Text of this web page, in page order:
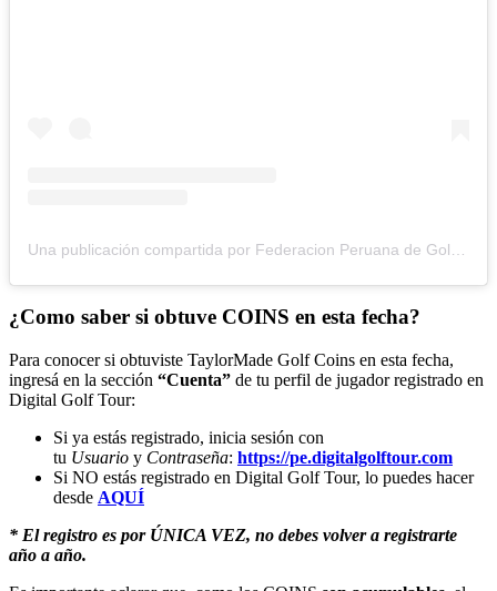
¿Como saber si obtuve COINS en esta fecha?
Para conocer si obtuviste TaylorMade Golf Coins en esta fecha,
ingresá en la sección “Cuenta” de tu perfil de jugador registrado en
Digital Golf Tour:
Si ya estás registrado, inicia sesión con
tu Usuario y Contraseña: https://pe.digitalgolftour.com
Si NO estás registrado en Digital Golf Tour, lo puedes hacer
desde AQUÍ
* El registro es por ÚNICA VEZ, no debes volver a registrarte
año a año.